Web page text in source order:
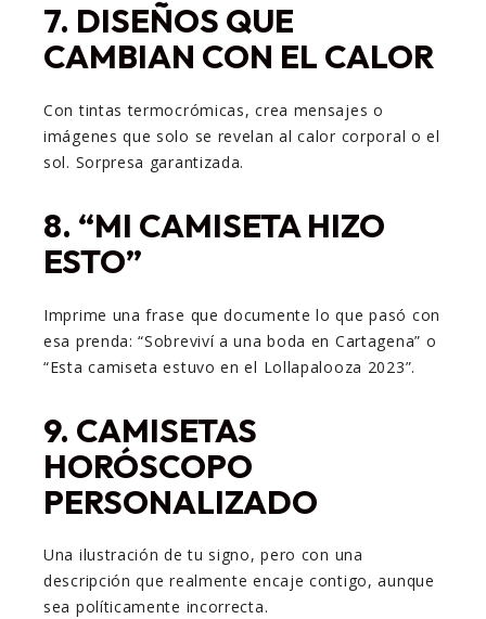
7. DISEÑOS QUE
CAMBIAN CON EL CALOR
Con tintas termocrómicas, crea mensajes o
imágenes que solo se revelan al calor corporal o el
sol. Sorpresa garantizada.
8. “MI CAMISETA HIZO
ESTO”
Imprime una frase que documente lo que pasó con
esa prenda: “Sobreviví a una boda en Cartagena” o
“Esta camiseta estuvo en el Lollapalooza 2023”.
9. CAMISETAS
HORÓSCOPO
PERSONALIZADO
Una ilustración de tu signo, pero con una
descripción que realmente encaje contigo, aunque
sea políticamente incorrecta.